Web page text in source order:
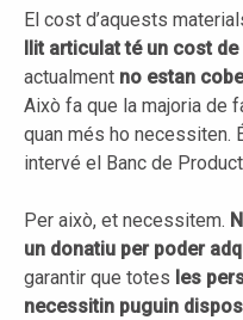
El cost d’aquests
llit articulat té un cost de
actualment no estan
Això fa que la majoria de
quan més ho necessiten.
intervé el Banc de
Per això, et necessitem.
un donatiu per poder
garantir que totes les
necessitin puguin